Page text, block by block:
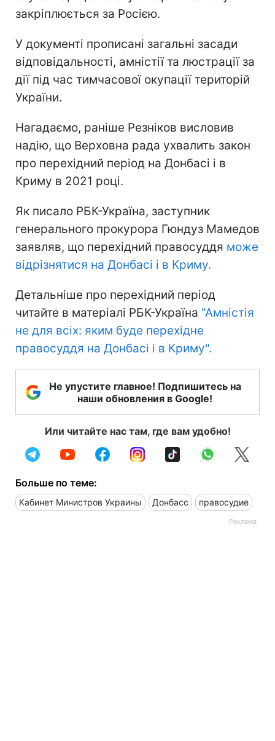
закріплюється за Росією.
У документі прописані загальні засади
відповідальності, амністії та люстрації за
дії під час тимчасової окупації територій
України.
Нагадаємо, раніше Резніков висловив
надію, що Верховна рада ухвалить закон
про перехідний період на Донбасі і в
Криму в 2021 році.
Як писало РБК-Україна, заступник
генерального прокурора Гюндуз Мамедов
заявляв, що перехідний правосуддя може
відрізнятися на Донбасі і в Криму.
Детальніше про перехідний період
читайте в матеріалі РБК-Україна "Амністія
не для всіх: яким буде перехідне
правосуддя на Донбасі і в Криму".
Не упустите главное! Подпишитесь на
наши обновления в Google!
Или читайте нас там, где вам удобно!
Больше по теме:
Кабинет Министров Украины Донбасс правосудие